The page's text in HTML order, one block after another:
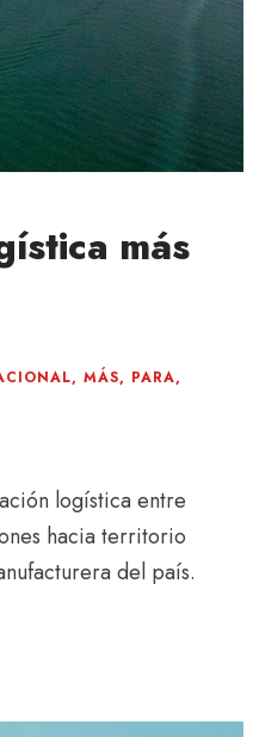
más
, MÁS, PARA,
logística entre
hacia territorio
del país.